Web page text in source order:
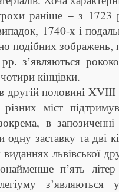
раніше – з
1740-х і
подібних зображень,
з’являються
кінцівки.
другій половині XVIII
різних міст
в запозиченні
заставку та дві
львівської
п’ять літер